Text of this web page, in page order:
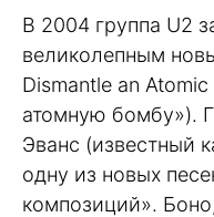
В 2004 группа U2
великолепным
Dismantle an
атомную бомбу»).
Эванс (известный
одну из новых
композиций».